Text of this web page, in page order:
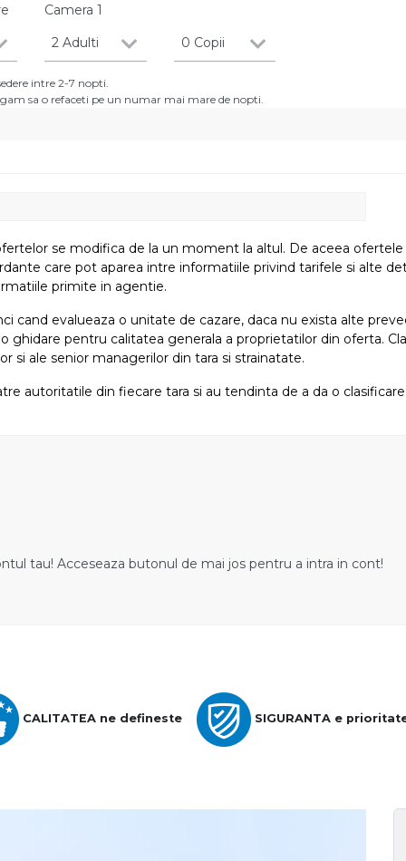
Camera1
2 Adulti
0 Copii
intre 2-7 nopti.
sa o refaceti pe un numar mai mare de nopti.
se modifica de la un moment la altul. De aceea
care pot aparea intre informatiile privind tarifele si alte
primite in agentie.
cand evalueaza o unitate de cazare, daca nu exista alte
ghidare pentru calitatea generala a proprietatilor din oferta.
si ale senior managerilor din tara si strainatate.
autoritatile din fiecare tara si au tendinta de a da o
tau! Acceseaza butonul de mai jos pentru a intra in cont!
CALITATEA ne defineste SIGURANTA e